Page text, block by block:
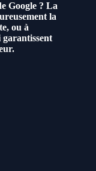
Google ? La
la
ou à
garantissent